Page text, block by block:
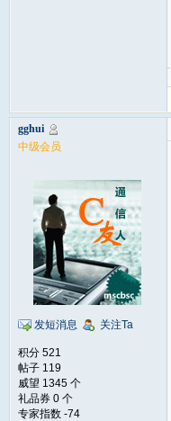
gghui
中级会员
发短消息 关注Ta
积分 521
帖子 119
威望 1345 个
礼品券 0 个
专家指数 -74